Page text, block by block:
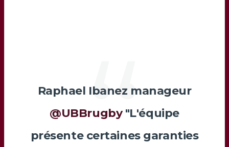
Raphael Ibanez manageur
@UBBrugby"L'équipe
présente certaines garanties